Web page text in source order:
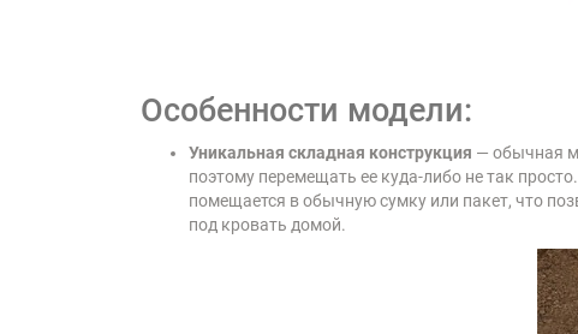
Особенности модели:
Уникальная складная конструкция — обычная
поэтому перемещать ее куда-либо не так
помещается в обычную сумку или пакет, что
под кровать домой.